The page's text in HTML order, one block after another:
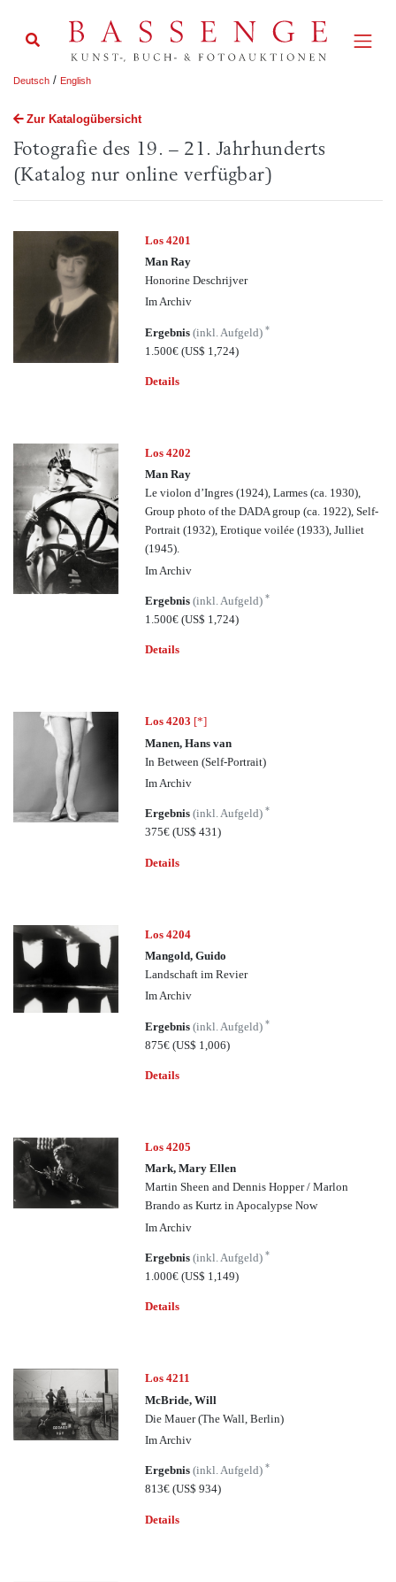
Deutsch / English
Zur Katalogübersicht
Fotografie des 19. – 21. Jahrhunderts
(Katalog nur online verfügbar)
Los 4201
Man Ray
Honorine Deschrijver
Im Archiv
Ergebnis(inkl. Aufgeld)*
1.500€(US$ 1,724)
Details
Los 4202
Man Ray
Le violon d’Ingres (1924), Larmes (ca. 1930),
Group photo of the DADA group (ca. 1922), Self-
Portrait (1932), Erotique voilée (1933), Julliet
(1945).
Im Archiv
Ergebnis(inkl. Aufgeld)*
1.500€(US$ 1,724)
Details
Los 4203 [*]
Manen, Hans van
In Between (Self-Portrait)
Im Archiv
Ergebnis(inkl. Aufgeld)*
375€(US$ 431)
Details
Los 4204
Mangold, Guido
Landschaft im Revier
Im Archiv
Ergebnis(inkl. Aufgeld)*
875€(US$ 1,006)
Details
Los 4205
Mark, Mary Ellen
Martin Sheen and Dennis Hopper / Marlon
Brando as Kurtz in Apocalypse Now
Im Archiv
Ergebnis(inkl. Aufgeld)*
1.000€(US$ 1,149)
Details
Los 4211
McBride, Will
Die Mauer (The Wall, Berlin)
Im Archiv
Ergebnis(inkl. Aufgeld)*
813€(US$ 934)
Details